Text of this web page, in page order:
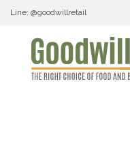
Line: @goodwillretail